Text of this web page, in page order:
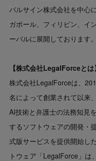
バルサイン株式会社を中心
ガポール、フィリピン、イ
ーバルに展開しております。
【株式会社LegalForceとは
株式会社LegalForceは、
名によって創業されて以来
AI技術と弁護士の法務知見
するソフトウェアの開発・
式版サービスを提供開始し
トウェア「LegalForce」は